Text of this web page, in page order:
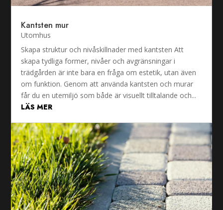
Kantsten mur
Utomhus
Skapa struktur och nivåskillnader med kantsten Att
skapa tydliga former, nivåer och avgränsningar i
trädgården är inte bara en fråga om estetik, utan även
om funktion. Genom att använda kantsten och murar
får du en utemiljö som både är visuellt tilltalande och...
LÄS MER